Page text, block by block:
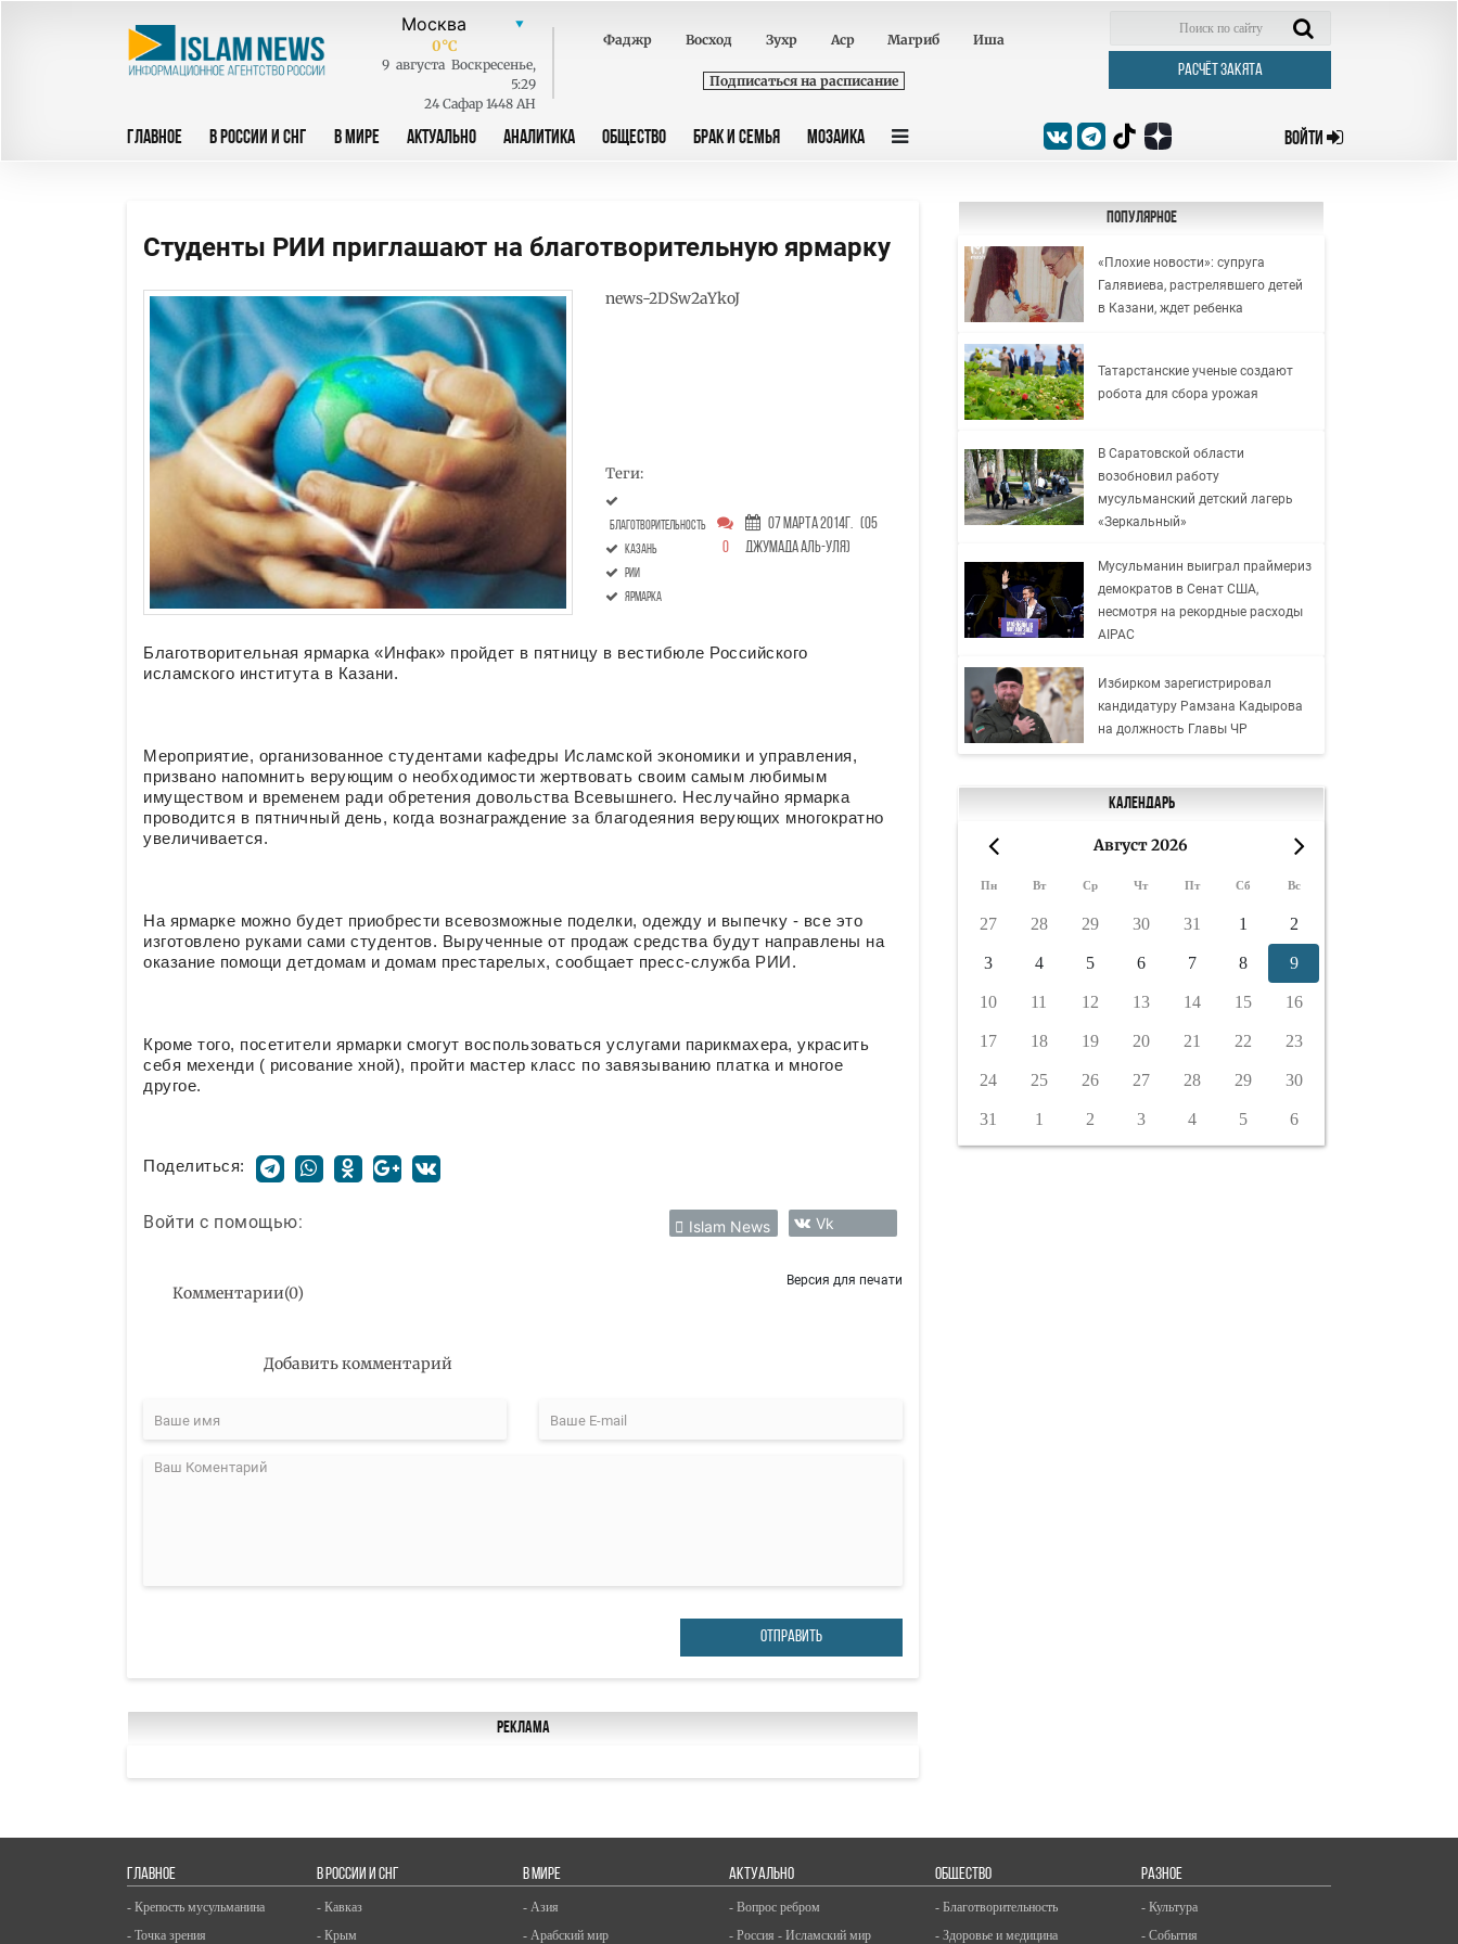
0°C
9 августа Воскресенье,
5:29
24 Сафар 1448 AH
Фаджр Восход Зухр Аср Магриб Иша
Подписаться на расписание
РАСЧЁТ ЗАКЯТА
ГЛАВНОЕ В РОССИИ И СНГ В МИРЕ АКТУАЛЬНО АНАЛИТИКА ОБЩЕСТВО БРАК И СЕМЬЯ МОЗАИКА ВОЙТИ
Студенты РИИ приглашают на благотворительную ярмарку
news-2DSw2aYkoJ
Теги:
благотворительность
Казань
РИИ
ярмарка
0
07 Марта 2014г. (05
Джумада аль-уля)
Благотворительная ярмарка «Инфак» пройдет в пятницу в вестибюле Российского
исламского института в Казани.
Мероприятие, организованное студентами кафедры Исламской экономики и управления,
призвано напомнить верующим о необходимости жертвовать своим самым любимым
имуществом и временем ради обретения довольства Всевышнего. Неслучайно ярмарка
проводится в пятничный день, когда вознаграждение за благодеяния верующих многократно
увеличивается.
На ярмарке можно будет приобрести всевозможные поделки, одежду и выпечку - все это
изготовлено руками сами студентов. Вырученные от продаж средства будут направлены на
оказание помощи детдомам и домам престарелых, сообщает пресс-служба РИИ.
Кроме того, посетители ярмарки смогут воспользоваться услугами парикмахера, украсить
себя мехенди ( рисование хной), пройти мастер класс по завязыванию платка и многое
другое.
Поделиться:
Войти с помощью: Islam News Vk
Комментарии(0)
Версия для печати
Добавить комментарий
ОТПРАВИТЬ
Реклама
Популярное
«Плохие новости»: супруга
Галявиева, растрелявшего детей
в Казани, ждет ребенка
Татарстанские ученые создают
робота для сбора урожая
В Саратовской области
возобновил работу
мусульманский детский лагерь
«Зеркальный»
Мусульманин выиграл праймериз
демократов в Сенат США,
несмотря на рекордные расходы
AIPAC
Избирком зарегистрировал
кандидатуру Рамзана Кадырова
на должность Главы ЧР
Календарь
Август 2026
Пн Вт Ср Чт Пт Сб Вс
27 28 29 30 31 1 2
3 4 5 6 7 8 9
10 11 12 13 14 15 16
17 18 19 20 21 22 23
24 25 26 27 28 29 30
31 1 2 3 4 5 6
ГЛАВНОЕ
- Крепость мусульманина
- Точка зрения
В РОССИИ И СНГ
- Кавказ
- Крым
В МИРЕ
- Азия
- Арабский мир
АКТУАЛЬНО
- Вопрос ребром
- Россия - Исламский мир
ОБЩЕСТВО
- Благотворительность
- Здоровье и медицина
РАЗНОЕ
- Культура
- События